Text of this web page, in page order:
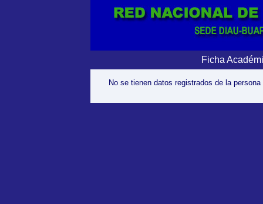
Ficha
No se tienen datos registrados de la persona